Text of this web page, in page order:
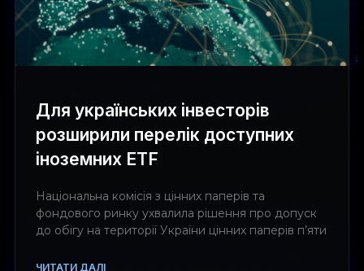
Для українських інвесторів
розширили перелік доступних
іноземних ETF
Національна комісія з цінних паперів та
фондового ринку ухвалила рішення про допуск
до обігу на території України цінних паперів п’яти
ЧИТАТИ ДАЛІ